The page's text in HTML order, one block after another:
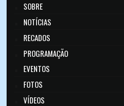
SOBRE
NOTÍCIAS
RECADOS
PROGRAMAÇÃO
EVENTOS
FOTOS
VÍDEOS